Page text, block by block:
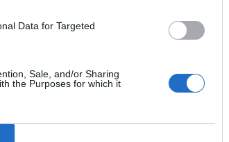
Data for Targeted
Sale, and/or Sharing
the Purposes for which it
βρέθηκε
Ο ηθοποιός
με τον συνάδελφό
μέσα στον χώρο […]